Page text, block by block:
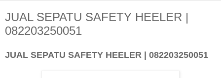
JUAL SEPATU SAFETY HEELER |
082203250051
JUAL SEPATU SAFETY HEELER | 082203250051